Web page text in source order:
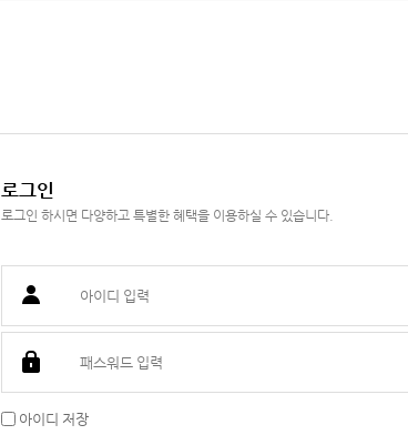
로그인
로그인 하시면 다양하고 특별한 혜택을 이용하실 수 있습니다.
아이디 저장